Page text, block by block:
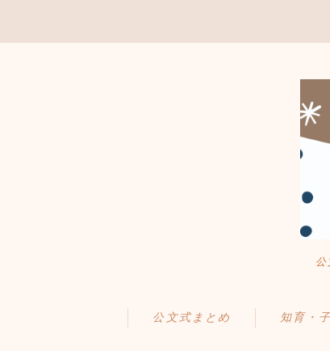
公文式まとめ 知育・